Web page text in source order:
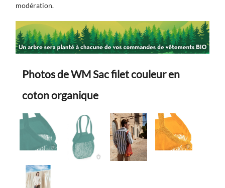
modération.
Photos de WM Sac filet couleur en
coton organique